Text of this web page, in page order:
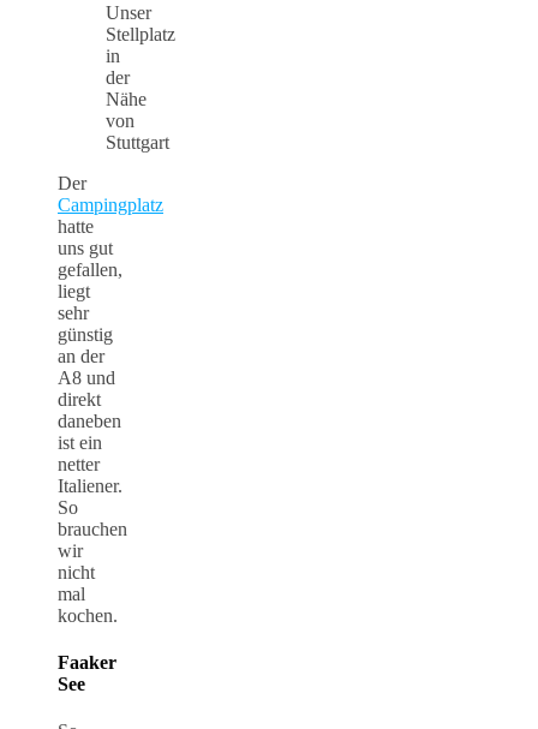
Unser
Stellplatz
in
der
Nähe
von
Stuttgart
Der
Campingplatz
hatte
uns gut
gefallen,
liegt
sehr
günstig
an der
A8 und
direkt
daneben
ist ein
netter
Italiener.
So
brauchen
wir
nicht
mal
kochen.
Faaker
See